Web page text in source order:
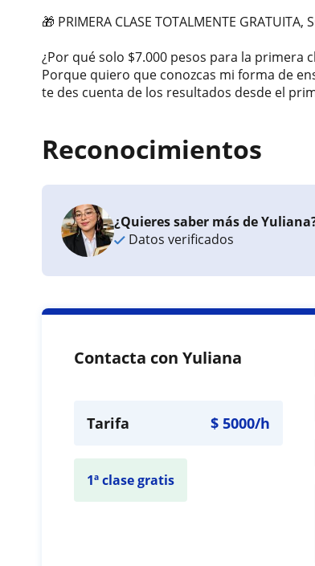
🎁 PRIMERA CLASE TOTALMENTE GRATUITA,
¿Por qué solo $7.000 pesos para la primera
Porque quiero que conozcas mi forma de
te des cuenta de los resultados desde el
Reconocimientos
¿Quieres saber más de
Datos verificados
Contacta con Yuliana
Tarifa $5000/h
1ª clase gratis